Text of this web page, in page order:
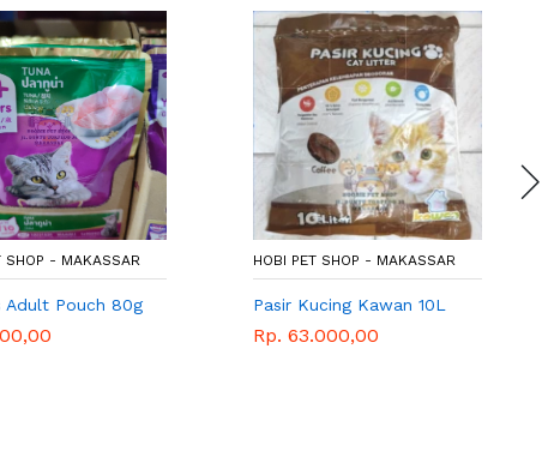
SHOP - MAKASSAR
Adult Pouch 80g
HOBI PET SHOP - MAKASSAR
Pasir Kucing Kawan 10L
Rp. 63.000,00